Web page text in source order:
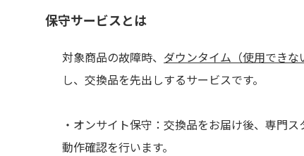
保守サービスとは
対象商品の故障時、 ダウンタイム（使用でき
し、交換品を先出しするサービスです。
・オンサイト保守：交換品をお届け後、専門
動作確認を行います。